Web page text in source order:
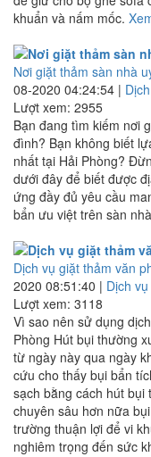
khuẩn và nấm mốc.
Nơi giặt thảm sàn nhà
08-2020 04:24:54 |
Lượt xem: 2955
Bạn đang tìm kiếm nơi
đình? Bạn không biết
nhất tại Hải Phòng?
dưới đây để biết được
ứng đầy đủ yêu cầu
bẩn ưu việt trên sàn
Dịch vụ giặt thảm văn
2020 08:51:40 | Dịch
Lượt xem: 3118
Vì sao nên sử dụng
Phòng Hút bụi thường
từ ngày này qua ngày
cứu cho thấy bụi bẩn
sạch bằng cách hút
chuyên sâu hơn nữa
trường thuận lợi để vi
nghiêm trọng đến sức